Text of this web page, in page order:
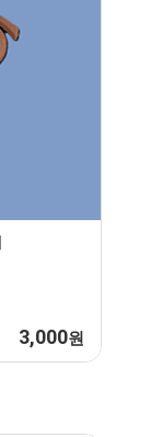
3,000원